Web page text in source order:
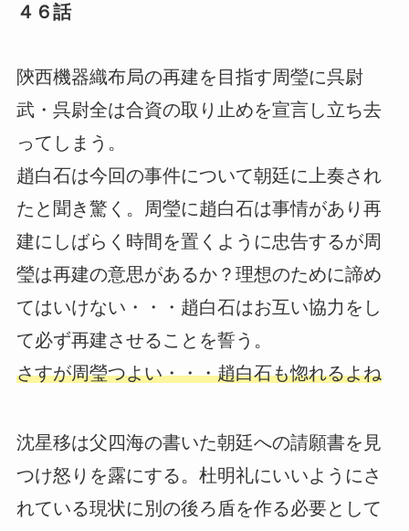
４６話
陝西機器織布局の再建を目指す周瑩に呉尉
武・呉尉全は合資の取り止めを宣言し立ち去
ってしまう。
趙白石は今回の事件について朝廷に上奏され
たと聞き驚く。周瑩に趙白石は事情があり再
建にしばらく時間を置くように忠告するが周
瑩は再建の意思があるか？理想のために諦め
てはいけない・・・趙白石はお互い協力をし
て必ず再建させることを誓う。
さすが周瑩つよい・・・趙白石も惚れるよね
沈星移は父四海の書いた朝廷への請願書を見
つけ怒りを露にする。杜明礼にいいようにさ
れている現状に別の後ろ盾を作る必要として